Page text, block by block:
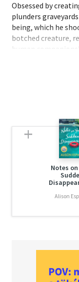
Obsessed by
plunders
being, which he
botched creature,
human
also includes 'A
Vampyre: A Tale'
introduction and
Notes on
Alison